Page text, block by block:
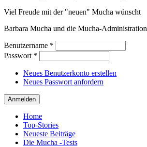
Viel Freude mit der "neuen" Mucha wünscht
Barbara Mucha und die Mucha-Administration
Benutzername *
Passwort *
Neues Benutzerkonto erstellen
Neues Passwort anfordern
Home
Top-Stories
Neueste Beiträge
Die Mucha -Tests